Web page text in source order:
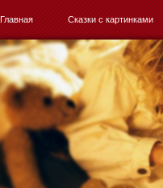
Главная Сказки с картинками